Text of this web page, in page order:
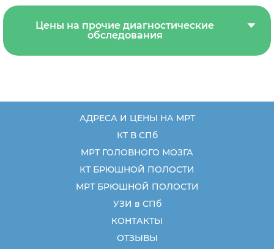
Цены на прочие диагностические
обследования
АДРЕСА И ЦЕНЫ НА МРТ
КТ В СПб
МРТ ГОЛОВНОГО МОЗГА
КТ БРЮШНОЙ ПОЛОСТИ
МРТ БРЮШНОЙ ПОЛОСТИ
УЗИ в СПб
КОНТАКТЫ
ОТЗЫВЫ